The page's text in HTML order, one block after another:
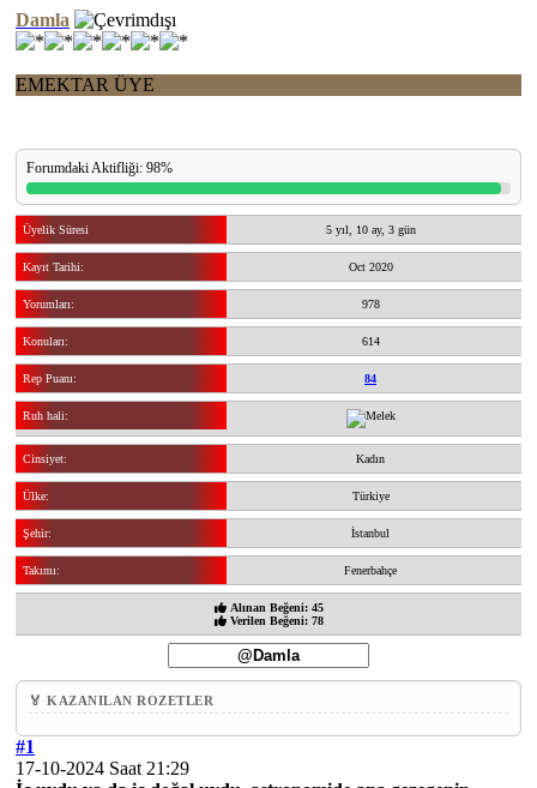
Damla
EMEKTAR ÜYE
Forumdaki Aktifliği: 98%
Üyelik Süresi 5 yıl, 10 ay, 3 gün
Kayıt Tarihi: Oct 2020
Yorumları: 978
Konuları: 614
Rep Puanı: 84
Ruh hali:
Cinsiyet: Kadın
Ülke: Türkiye
Şehir: İstanbul
Takımı: Fenerbahçe
Alınan Beğeni: 45
Verilen Beğeni: 78
🏅 KAZANILAN ROZETLER
#1
17-10-2024 Saat 21:29